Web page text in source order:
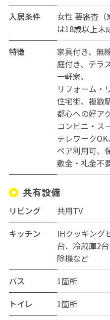
入居条件
女性 要審査（
は18歳以上未
特徴
家具付き 無
庭付き
テラ
一軒家
リフォーム・
住宅街
複数
都心への好ア
コンビニ・ス
テレワークOK
ペア利用可
敷金・礼金不
共有設備
リビング
共用TV
キッチン
IHクッキング
台、冷蔵庫2
除機など
バス
1箇所
トイレ
1箇所